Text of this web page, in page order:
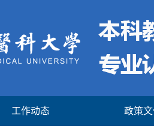
工作动态 政策